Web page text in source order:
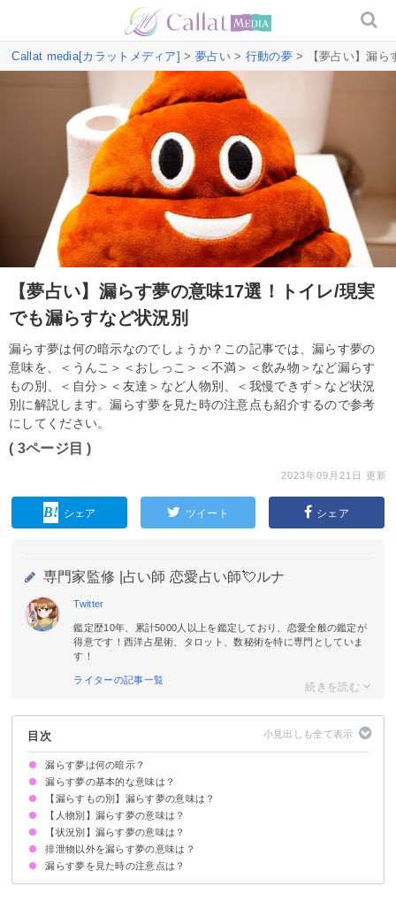
Callat media[カラットメディア] > 夢占い> 行動の夢> 【夢占い】漏ら
【夢占い】漏らす夢の意味17選！トイレ/現実
でも漏らすなど状況別
漏らす夢は何の暗示なのでしょうか？この記事では、漏らす夢の
意味を、＜うんこ＞＜おしっこ＞＜不満＞＜飲み物＞など漏らす
もの別、＜自分＞＜友達＞など人物別、＜我慢できず＞など状況
別に解説します。漏らす夢を見た時の注意点も紹介するので参考
にしてください。
( 3ページ目 )
2023年09月21日 更新
シェア ツイート シェア
専門家監修 | 占い師 恋愛占い師💘ルナ
Twitter
鑑定歴10年、累計5000人以上を鑑定しており、恋愛全般の鑑定が
得意です！西洋占星術、タロット、数秘術を特に専門としていま
す！
ライターの記事一覧
目次
漏らす夢は何の暗示？
漏らす夢の基本的な意味は？
大切なものを失うことへの不安を暗示
状況によって意味が決まる
【漏らすもの別】漏らす夢の意味は？
うんこを漏らす夢【吉夢】
おしっこを漏らす夢【警告夢】
【人物別】漏らす夢の意味は？
自分が漏らす夢【吉夢・凶夢】
友達が漏らす夢【警告夢】
家族が漏らす夢【吉夢】
恋人が漏らす夢【警告夢】
知らない人が漏らす夢【吉夢】
好きな人が漏らす夢【警告夢】
【状況別】漏らす夢の意味は？
渋滞で我慢できず漏らす夢【吉夢】
トイレの前で漏らす夢【警告夢】
漏らす夢を見た後に現実でも漏らす場合【凶夢】
電車の中で漏らす夢【吉夢】
自宅で漏らす夢【吉夢】
排泄物以外を漏らす夢の意味は？
秘密を漏らす夢【警告夢】
飲み物を漏らす夢【警告夢】
不満を漏らす夢【警告夢】
ガスを漏らす夢【凶夢】
漏らす夢を見た時の注意点は？
十分な休息を取る
警告夢や凶夢の内容を人に話す